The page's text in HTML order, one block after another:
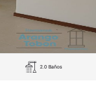
2.0 Baños